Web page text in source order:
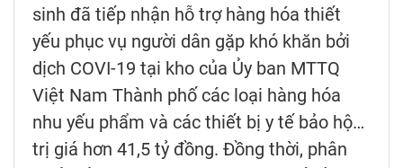
sinh đã tiếp nhận hỗ trợ hàng hóa thiết
yếu phục vụ người dân gặp khó khăn bởi
dịch COVI-19 tại kho của Ủy ban MTTQ
Việt Nam Thành phố các loại hàng hóa
nhu yếu phẩm và các thiết bị y tế bảo hộ…
trị giá hơn 41,5 tỷ đồng. Đồng thời, phân